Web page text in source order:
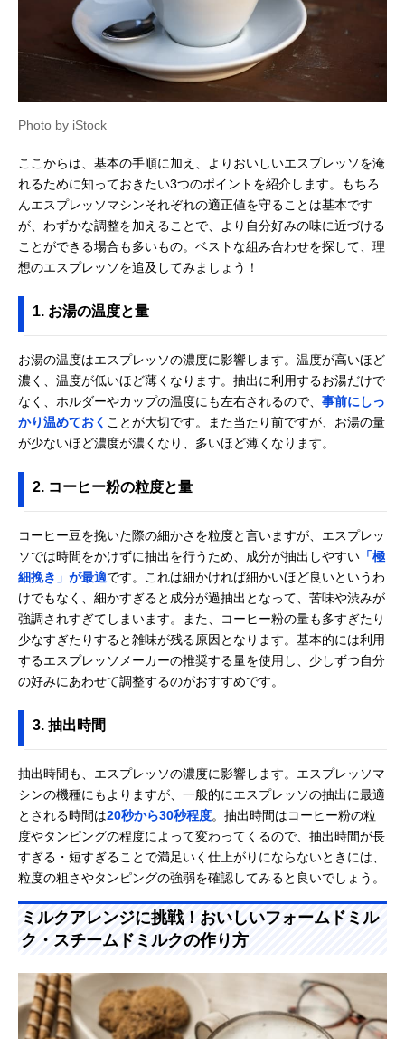
Photo by iStock
ここからは、基本の手順に加え、よりおいしいエスプレッソを淹
れるために知っておきたい3つのポイントを紹介します。もちろ
んエスプレッソマシンそれぞれの適正値を守ることは基本です
が、わずかな調整を加えることで、より自分好みの味に近づける
ことができる場合も多いもの。ベストな組み合わせを探して、理
想のエスプレッソを追及してみましょう！
1. お湯の温度と量
お湯の温度はエスプレッソの濃度に影響します。温度が高いほど
濃く、温度が低いほど薄くなります。抽出に利用するお湯だけで
なく、ホルダーやカップの温度にも左右されるので、 事前にしっ
かり温めておく ことが大切です。また当たり前ですが、お湯の量
が少ないほど濃度が濃くなり、多いほど薄くなります。
2. コーヒー粉の粒度と量
コーヒー豆を挽いた際の細かさを粒度と言いますが、エスプレッ
ソでは時間をかけずに抽出を行うため、成分が抽出しやすい 「極
細挽き」が最適です。これは細かければ細かいほど良いというわ
けでもなく、細かすぎると成分が過抽出となって、苦味や渋みが
強調されすぎてしまいます。また、コーヒー粉の量も多すぎたり
少なすぎたりすると雑味が残る原因となります。基本的には利用
するエスプレッソメーカーの推奨する量を使用し、少しずつ自分
の好みにあわせて調整するのがおすすめです。
3. 抽出時間
抽出時間も、エスプレッソの濃度に影響します。エスプレッソマ
シンの機種にもよりますが、一般的にエスプレッソの抽出に最適
とされる時間は20秒から30秒程度。抽出時間はコーヒー粉の粒
度やタンピングの程度によって変わってくるので、抽出時間が長
すぎる・短すぎることで満足いく仕上がりにならないときには、
粒度の粗さやタンピングの強弱を確認してみると良いでしょう。
ミルクアレンジに挑戦！おいしいフォームドミル
ク・スチームドミルクの作り方